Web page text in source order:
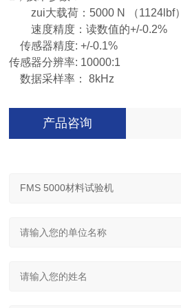
zui大载荷：5000 N （1124lbf）
速度精度：读数值的+/-0.2%
传感器精度: +/-0.1%
传感器分辨率: 10000:1
数据采样率： 8kHz
产品咨询